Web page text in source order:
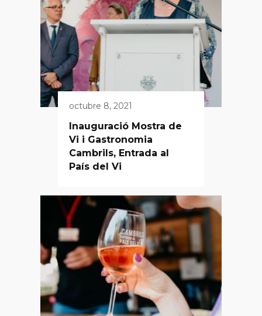
octubre 8, 2021
Inauguració Mostra de
Vi i Gastronomia
Cambrils, Entrada al
País del Vi